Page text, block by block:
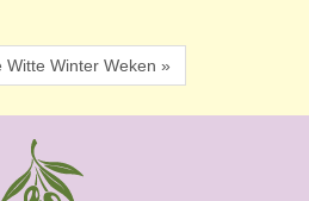
Witte Winter Weken »